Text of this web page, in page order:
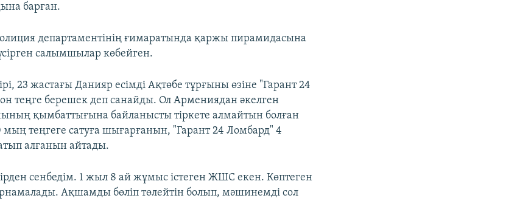
барған.
департаментінің ғимаратында қаржы пирамидасына
салымшылар көбейген.
23 жастағы Данияр есімді Ақтөбе тұрғыны өзіне "Гарант 24
теңге берешек деп санайды. Ол Армениядан әкелген
қымбаттығына байланысты тіркете алмайтын болған
теңгеге сатуға шығарғанын, "Гарант 24 Ломбард" 4
алғанын айтады.
сенбедім. 1 жыл 8 ай жұмыс істеген ЖШС екен. Көптеген
Ақшамды бөліп төлейтін болып, мәшинемді сол